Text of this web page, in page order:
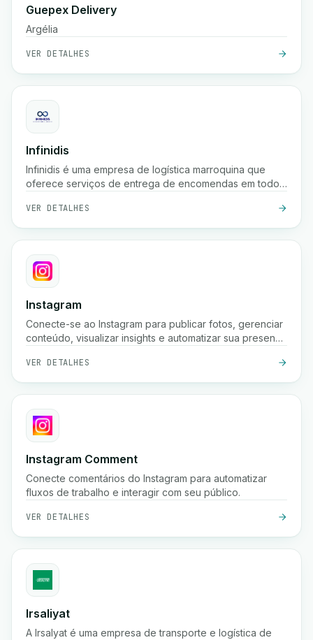
Guepex Delivery
Argélia
VER DETALHES
Infinidis
Infinidis é uma empresa de logística marroquina que
oferece serviços de entrega de encomendas em todo
com opções de envio rápido como entrega em 24
horas e rastreamento em tempo real.
VER DETALHES
Instagram
Conecte-se ao Instagram para publicar fotos, gerenciar
conteúdo, visualizar insights e automatizar sua presença
VER DETALHES
Instagram Comment
Conecte comentários do Instagram para automatizar
fluxos de trabalho e interagir com seu público.
VER DETALHES
Irsaliyat
A Irsalyat é uma empresa de transporte e logística de